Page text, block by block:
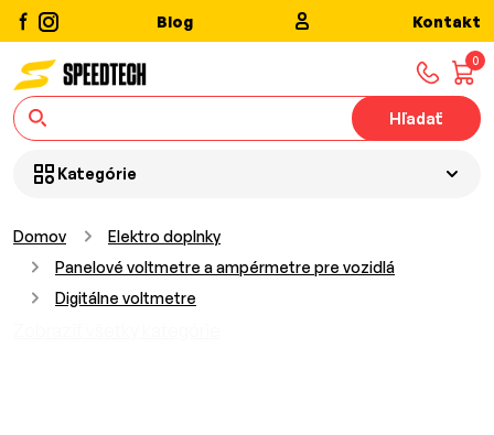
Blog Kontakt
0
Hľadať
Kategórie
Domov
Elektro doplnky
Panelové voltmetre a ampérmetre pre vozidlá
Digitálne voltmetre